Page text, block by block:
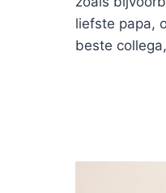
liefste papa,
beste